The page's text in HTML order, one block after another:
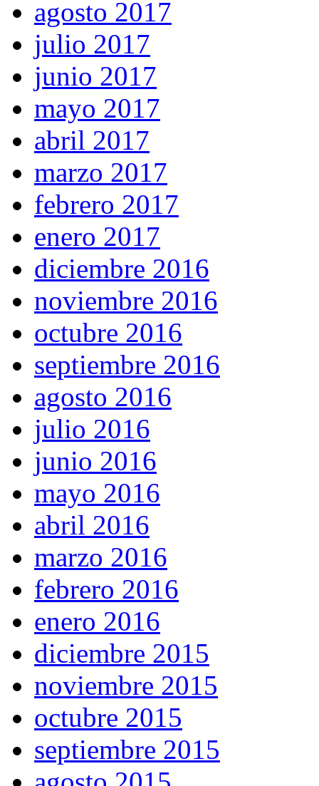
agosto 2017
julio 2017
junio 2017
mayo 2017
abril 2017
marzo 2017
febrero 2017
enero 2017
diciembre 2016
noviembre 2016
octubre 2016
septiembre 2016
agosto 2016
julio 2016
junio 2016
mayo 2016
abril 2016
marzo 2016
febrero 2016
enero 2016
diciembre 2015
noviembre 2015
octubre 2015
septiembre 2015